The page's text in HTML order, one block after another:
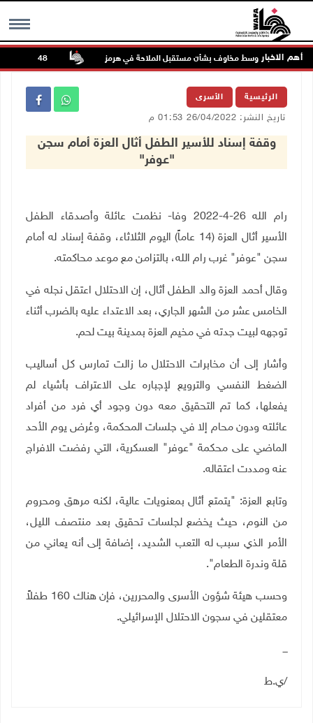
MENU أهم الاخبار
الصعود وسط مخاوف بشأن مستقبل الملاحة في هرمز
الرئيسية الأسرى
تاريخ النشر: 26/04/2022 01:53 م
وقفة إسناد للأسير الطفل أثال العزة أمام سجن
"عوفر"
رام الله 26-4-2022 وفا- نظمت عائلة وأصدقاء الطفل
الأسير أثال العزة (14 عاماً) اليوم الثلاثاء، وقفة إسناد له أمام
سجن "عوفر" غرب رام الله، بالتزامن مع موعد محاكمته.
وقال أحمد العزة والد الطفل أثال، إن الاحتلال اعتقل نجله في
الخامس عشر من الشهر الجاري، بعد الاعتداء عليه بالضرب أثناء
توجهه لبيت جدته في مخيم العزة بمدينة بيت لحم.
وأشار إلى أن مخابرات الاحتلال ما زالت تمارس كل أساليب
الضغط النفسي والترويع لإجباره على الاعتراف بأشياء لم
يفعلها، كما تم التحقيق معه دون وجود أي فرد من أفراد
عائلته ودون محام إلا في جلسات المحكمة، وعُرض يوم الأحد
الماضي على محكمة "عوفر" العسكرية، التي رفضت الافراج
عنه ومددت اعتقاله.
وتابع العزة: "يتمتع أثال بمعنويات عالية، لكنه مرهق ومحروم
من النوم، حيث يخضع لجلسات تحقيق بعد منتصف الليل،
الأمر الذي سبب له التعب الشديد، إضافة إلى أنه يعاني من
قلة وندرة الطعام".
وحسب هيئة شؤون الأسرى والمحررين، فإن هناك 160 طفلاً
معتقلين في سجون الاحتلال الإسرائيلي.
ـــ
/ي.ط